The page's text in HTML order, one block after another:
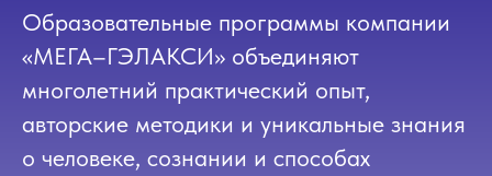
Образовательные программы компании
«МЕГА–ГЭЛАКСИ» объединяют
многолетний практический опыт,
авторские методики и уникальные знания
о человеке, сознании и способах